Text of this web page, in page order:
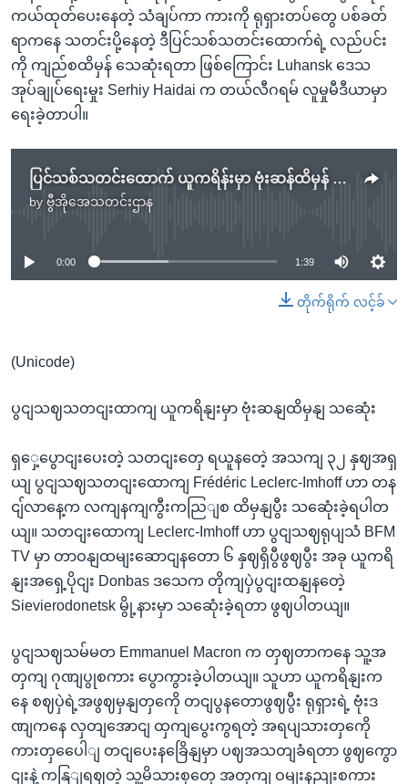
ကယ်ထုတ်ပေးနေတဲ့ သံချပ်ကာ ကားကို ရုရှားတပ်တွေ ပစ်ခတ်
ရာကနေ သတင်းပို့နေတဲ့ ဒီပြင်သစ်သတင်းထောက်ရဲ့ လည်ပင်း
ကို ကျည်စထိမှန် သေဆုံးရတာ ဖြစ်ကြောင်း Luhansk ဒေသ
အုပ်ချုပ်ရေးမှုး Serhiy Haidai က တယ်လီဂရမ် လူမှုမီဒီယာမှာ
ရေးခဲ့တာပါ။
ပြင်သစ်သတင်းထောက် ယူကရိန်းမှာ ဗုံးဆန်ထိမှန် သေဆုံး
by ဗွီအိုအေသတင်းဌာန
No media source currently available
0:00 1:39
တိုက်ရိုက် လင့်ခ်
(Unicode)
ပွငျသဈသတငျးထာကျ ယူကရိနျးမှာ ဗုံးဆနျထိမှနျ သဆေုံး
ရှှေ့ပွောငျးပေးတဲ့ သတငျးတှေ ရယူနတေဲ့ အသကျ ၃၂ နှဈအရှ
ယျ ပွငျသဈသတငျးထောကျ Frédéric Leclerc-Imhoff ဟာ တန
ငျ်လာနေ့က လကျနကျကွီးကညြျစ ထိမှနျပွီး သဆေုံးခဲ့ရပါတ
ယျ။ သတငျးထောကျ Leclerc-Imhoff ဟာ ပွငျသဈရုပျသံ BFM
TV မှာ တာဝနျထမျးဆောငျနတော ၆ နှဈရှိပွီဖွဈပွီး အခု ယူကရိ
နျးအရှေ့ပိုငျး Donbas ဒသေက တိုကျပှဲပွငျးထနျနတေဲ့
Sievierodonetsk မွို့နားမှာ သဆေုံးခဲ့ရတာ ဖွဈပါတယျ။
ပွငျသဈသမ်မတ Emmanuel Macron က တှဈတာကနေ သူ့အ
တှကျ ဂုဏျပွုစကား ပွောကွားခဲ့ပါတယျ။ သူဟာ ယူကရိနျးက
နေ စဈပှဲရဲ့အဖွဈမှနျတှကေို တငျပွနတောဖွဈပွီး ရုရှားရဲ့ ဗုံးဒ
ဏျကနေ လှတျအောငျ ထှကျပွေးကွရတဲ့ အရပျသားတှကေို
ကားတှပေေါျ တငျပေးနခြေိနျမှာ ပဈအသတျခံရတာ ဖွဈကွော
ငျးနဲ့ ကနြျရဈတဲ့ သူ့မိသားစုတှေ အတှကျ ဝမျးနညျးစကား